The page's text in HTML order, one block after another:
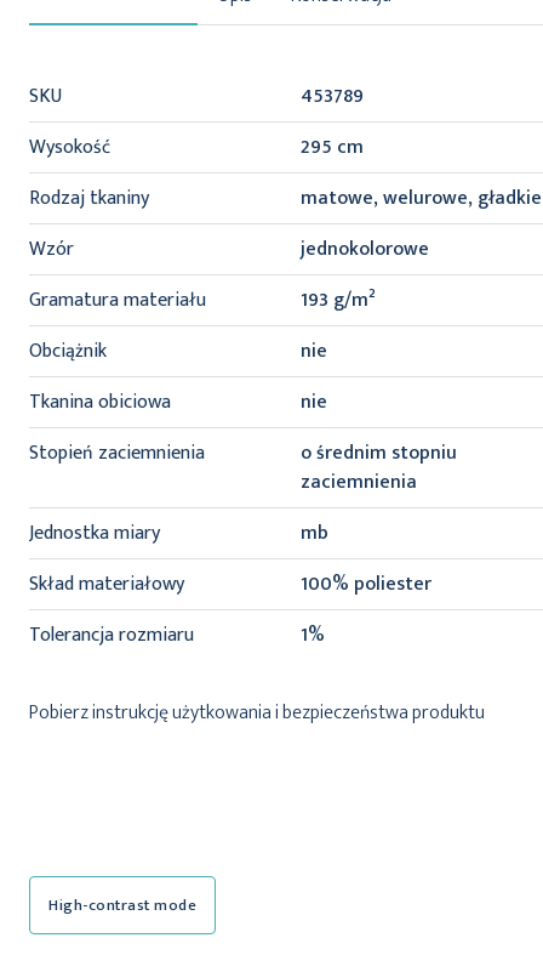
Więcej
informacji
SKU
453789
Wysokość
295 cm
Rodzaj tkaniny
matowe, welurowe, gładkie
Wzór
jednokolorowe
Gramatura materiału
193 g/m²
Obciążnik
nie
Tkanina obiciowa
nie
Stopień zaciemnienia
o średnim stopniu
zaciemnienia
Jednostka miary
mb
Skład materiałowy
100% poliester
Tolerancja rozmiaru
1%
Pobierz instrukcję użytkowania i bezpieczeństwa produktu
High-contrast mode